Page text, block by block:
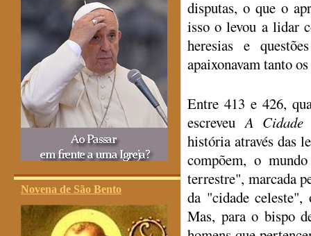
Novena de São Bento
disputas, o que o
isso o levou a lidar
heresias e
apaixonavam tanto
Entre 413 e 426,
escreveuA Cidade
história através das
compõem, o
terrestre", marcada
da "cidade
Mas, para o bispo